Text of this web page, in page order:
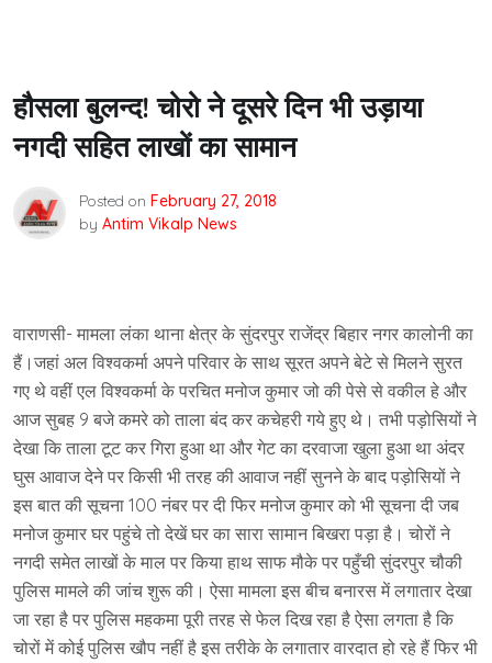
हौसला बुलन्द! चोरो ने दूसरे दिन भी उड़ाया
नगदी सहित लाखों का सामान
Posted on February 27, 2018
by Antim Vikalp News
वाराणसी- मामला लंका थाना क्षेत्र के सुंदरपुर राजेंद्र बिहार नगर कालोनी का
हैं।जहां अल विश्वकर्मा अपने परिवार के साथ सूरत अपने बेटे से मिलने सुरत
गए थे वहीं एल विश्वकर्मा के परचित मनोज कुमार जो की पेसे से वकील हे और
आज सुबह 9 बजे कमरे को ताला बंद कर कचेहरी गये हुए थे। तभी पड़ोसियों ने
देखा कि ताला टूट कर गिरा हुआ था और गेट का दरवाजा खुला हुआ था अंदर
घुस आवाज देने पर किसी भी तरह की आवाज नहीं सुनने के बाद पड़ोसियों ने
इस बात की सूचना 100 नंबर पर दी फिर मनोज कुमार को भी सूचना दी जब
मनोज कुमार घर पहुंचे तो देखें घर का सारा सामान बिखरा पड़ा है। चोरों ने
नगदी समेत लाखों के माल पर किया हाथ साफ मौके पर पहुँची सुंदरपुर चौकी
पुलिस मामले की जांच शुरू की। ऐसा मामला इस बीच बनारस में लगातार देखा
जा रहा है पर पुलिस महकमा पूरी तरह से फेल दिख रहा है ऐसा लगता है कि
चोरों में कोई पुलिस खौप नहीं है इस तरीके के लगातार वारदात हो रहे हैं फिर भी